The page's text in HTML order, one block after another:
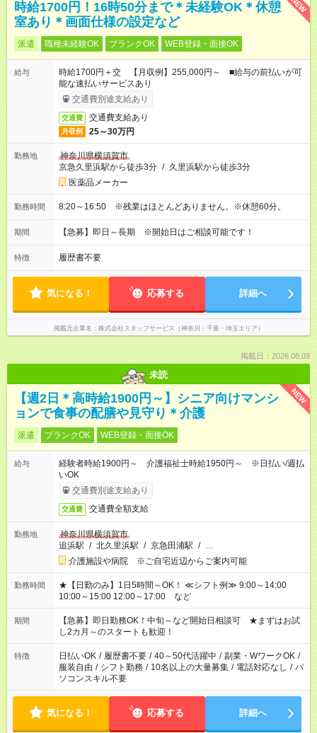
NEW
時給1700円！16時50分まで＊未経験OK＊休憩
室あり＊画面仕様の設定など
派遣 職種未経験OK ブランクOK WEB登録・面接OK
給与
時給1700円＋交 【月収例】255,000円～ ■給与の前払いが可
能な速払いサービスあり
交通費別途支給あり
交通費 交通費支給あり
月収例 25～30万円
勤務地
神奈川県横須賀市
京急久里浜駅から徒歩3分 / 久里浜駅から徒歩3分
医薬品メーカー
勤務時間 8:20～16:50 ※残業はほとんどありません。※休憩60分。
期間 【急募】即日～長期 ※開始日はご相談可能です！
特徴 履歴書不要
気になる！ 応募する 詳細へ
掲載元企業名 株式会社スタッフサービス（神奈川・千葉・埼玉エリア）
掲載日：2026.08.09
未読
NEW
【週2日＊高時給1900円～】シニア向けマンシ
ョンで食事の配膳や見守り＊介護
派遣 ブランクOK WEB登録・面接OK
給与
経験者時給1900円～ 介護福祉士時給1950円～ ※日払い/週払
いOK
交通費別途支給あり
交通費 交通費全額支給
勤務地
神奈川県横須賀市
追浜駅 / 北久里浜駅 / 京急田浦駅 / …
介護施設や病院 ※ご自宅近辺からご案内可能
勤務時間
★【日勤のみ】1日5時間～OK！ ≪シフト例≫ 9:00～14:00
10:00～15:00 12:00～17:00 など
期間
【急募】即日勤務OK！中旬～など開始日相談可 ★まずはお試
し2カ月～のスタートも歓迎！
特徴 日払いOK / 履歴書不要 / 40～50代活躍中 / 副業・WワークOK /
服装自由 / シフト勤務 / 10名以上の大量募集 / 電話対応なし / パ
ソコンスキル不要
気になる！ 応募する 詳細へ